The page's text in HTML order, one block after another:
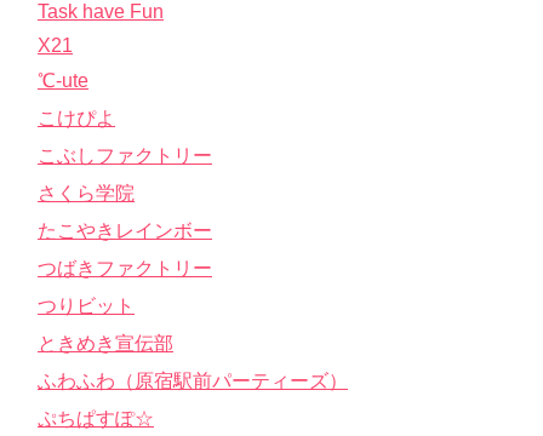
Task have Fun
X21
℃-ute
こけぴよ
こぶしファクトリー
さくら学院
たこやきレインボー
つばきファクトリー
つりビット
ときめき宣伝部
ふわふわ（原宿駅前パーティーズ）
ぷちぱすぽ☆